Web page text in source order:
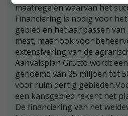
maatregelen waarvan het
Financiering is nodig voor
gebied en het aanpassen
mest, maar ook voor
extensivering van de
Aanvalsplan Grutto wordt
genoemd van 25 miljoen tot
voor ruim dertig
een kansgebied rekent het
De financiering van het